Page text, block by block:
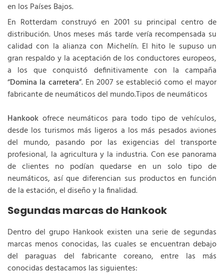
en los Países Bajos.
En Rotterdam construyó en 2001 su principal centro de
distribución. Unos meses más tarde vería recompensada su
calidad con la alianza con Michelín. El hito le supuso un
gran respaldo y la aceptación de los conductores europeos,
a los que conquistó definitivamente con la campaña
“Domina la carretera”. En 2007 se estableció como el mayor
fabricante de neumáticos del mundo.Tipos de neumáticos
Hankook ofrece neumáticos para todo tipo de vehículos,
desde los turismos más ligeros a los más pesados aviones
del mundo, pasando por las exigencias del transporte
profesional, la agricultura y la industria. Con ese panorama
de clientes no podían quedarse en un solo tipo de
neumáticos, así que diferencian sus productos en función
de la estación, el diseño y la finalidad.
Segundas marcas de Hankook
Dentro del grupo Hankook existen una serie de segundas
marcas menos conocidas, las cuales se encuentran debajo
del paraguas del fabricante coreano, entre las más
conocidas destacamos las siguientes: